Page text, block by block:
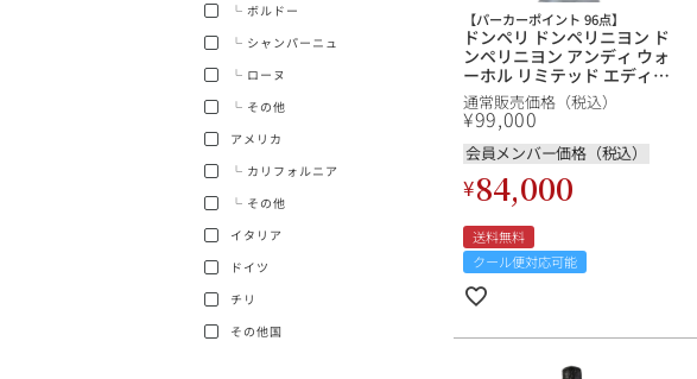
フランス
ボルドー
ローヌ
アメリカ
種類で探す
赤ワイン
スパークリング
価格帯から探す
40,000円〜79,999円
100,000円〜199,999円
200,000円〜499,999円
500,000円〜
お得な情報を受け取る
└ ボルドー
└ シャンパーニュ
└ ローヌ
└ その他
アメリカ
└ カリフォルニア
└ その他
イタリア
ドイツ
チリ
その他国
【パーカーポイント 96点】
ドンペリ ドンペリニヨン ド
ンペリニヨン アンディ ウォ
ーホル リミテッド エディシ
ョン ( ラベル：黄 ) 2002 ラ
ベル不良 ドン ペリニヨン ド
ンペリニョン Dom
Perignon Andy Warhol
Limited Edition ( Yellow )
フランス シャンパン シャン
パーニュ【ol】
通常販売価格（税込）
¥99,000
会員メンバー価格（税込）
¥84,000
送料無料
クール便対応可能